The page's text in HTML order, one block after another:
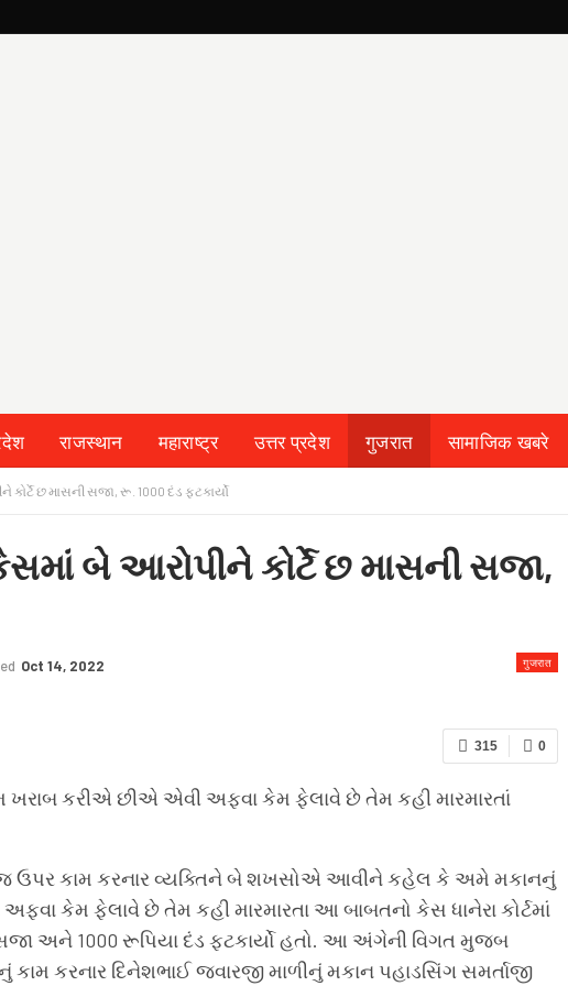
राजस्थान महाराष्ट्र उत्तर प्रदेश गुजरात सामाजिक खबरे
TERMS & CONDITION
કોર્ટે છ માસની સજા, રૂ. 1000 દંડ ફટકાર્યો
કેસમાં બે આરોપીને કોર્ટે છ માસની સજા,
गुजरात
Oct 14, 2022
0
315
કરીએ છીએ એવી અફવા કેમ ફેલાવે છે તેમ કહી મારમારતાં
ઉપર કામ કરનાર વ્યક્તિને બે શખસોએ આવીને કહેલ કે અમે મકાનનું
કેમ ફેલાવે છે તેમ કહી મારમારતા આ બાબતનો કેસ ધાનેરા કોર્ટમાં
અને 1000 રૂપિયા દંડ ફટકાર્યો હતો. આ અંગેની વિગત મુજબ
કરનાર દિનેશભાઈ જવારજી માળીનું મકાન પહાડસિંગ સમર્તાજી